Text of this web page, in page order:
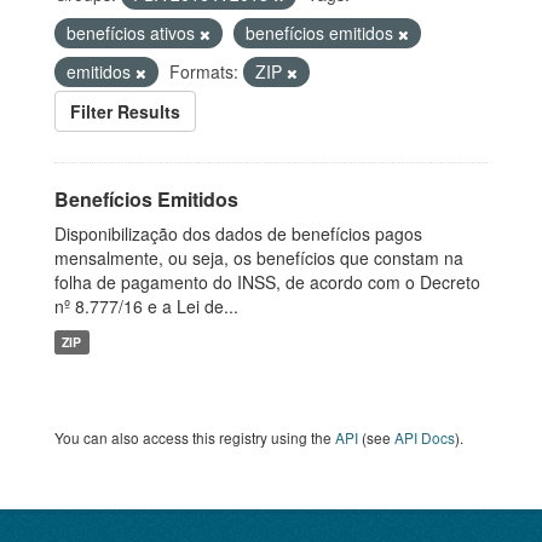
benefícios ativos
benefícios emitidos
emitidos
Formats:
ZIP
Filter Results
Benefícios Emitidos
Disponibilização dos dados de benefícios pagos
mensalmente, ou seja, os benefícios que constam na
folha de pagamento do INSS, de acordo com o Decreto
nº 8.777/16 e a Lei de...
ZIP
You can also access this registry using the API (see API Docs).